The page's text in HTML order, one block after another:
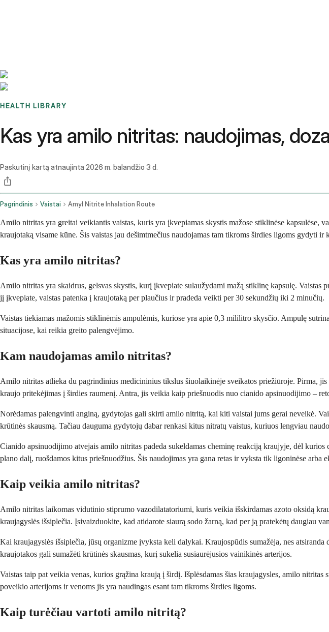
HEALTH LIBRARY
Kas yra amilo nitritas: naudojimas,
Paskutinį kartą atnaujinta 2026 m. balandžio 3 d.
Pagrindinis Vaistai Amyl Nitrite Inhalation Route
Amilo nitritas yra greitai veikiantis vaistas, kuris yra įkvepiamas skystis mažose stiklinėse kapsulėse,
kraujotaką visame kūne. Šis vaistas jau dešimtmečius naudojamas tam tikroms širdies ligoms gydyti
Kas yra amilo nitritas?
Amilo nitritas yra skaidrus, gelsvas skystis, kurį įkvepiate sulaužydami mažą stiklinę kapsulę.
jį įkvepiate, vaistas patenka į kraujotaką per plaučius ir pradeda veikti per 30 sekundžių iki 2 minučių.
Vaistas tiekiamas mažomis stiklinėmis ampulėmis, kuriose yra apie 0,3 mililitro skysčio. Ampulę
situacijose, kai reikia greito palengvėjimo.
Kam naudojamas amilo nitritas?
Amilo nitritas atlieka du pagrindinius medicininius tikslus šiuolaikinėje sveikatos priežiūroje. Pirma,
kraujo pritekėjimas į širdies raumenį. Antra, jis veikia kaip priešnuodis nuo cianido apsinuodijimo –
Norėdamas palengvinti anginą, gydytojas gali skirti amilo nitritą, kai kiti vaistai jums gerai neveikė.
krūtinės skausmą. Tačiau dauguma gydytojų dabar renkasi kitus nitratų vaistus, kuriuos lengviau
Cianido apsinuodijimo atvejais amilo nitritas padeda sukeldamas cheminę reakciją kraujyje, dėl
plano dalį, ruošdamos kitus priešnuodžius. Šis naudojimas yra gana retas ir vyksta tik ligoninėse arba
Kaip veikia amilo nitritas?
Amilo nitritas laikomas vidutinio stiprumo vazodilatatoriumi, kuris veikia išskirdamas azoto oksidą
kraujagyslės išsiplečia. Įsivaizduokite, kad atidarote siaurą sodo žarną, kad per ją pratekėtų daugiau
Kai kraujagyslės išsiplečia, jūsų organizme įvyksta keli dalykai. Kraujospūdis sumažėja, nes
kraujotakos gali sumažėti krūtinės skausmas, kurį sukelia susiaurėjusios vainikinės arterijos.
Vaistas taip pat veikia venas, kurios grąžina kraują į širdį. Išplėsdamas šias kraujagysles, amilo
poveikio arterijoms ir venoms jis yra naudingas esant tam tikroms širdies ligoms.
Kaip turėčiau vartoti amilo nitritą?